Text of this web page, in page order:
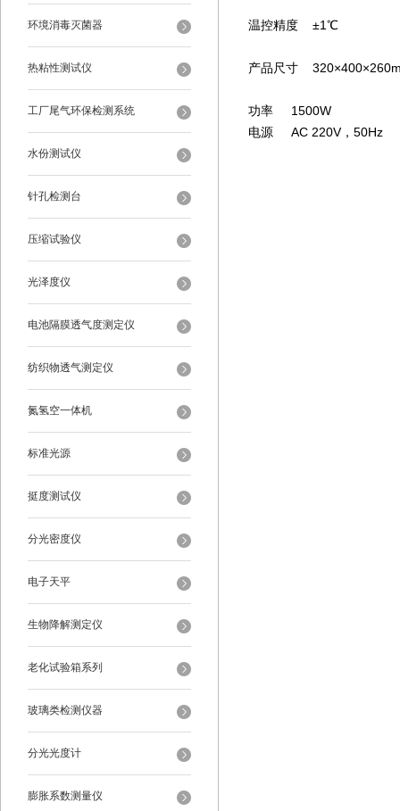
环境消毒灭菌器
热粘性测试仪
工厂尾气环保检测系统
水份测试仪
针孔检测台
压缩试验仪
光泽度仪
电池隔膜透气度测定仪
纺织物透气测定仪
氮氢空一体机
标准光源
挺度测试仪
分光密度仪
电子天平
生物降解测定仪
老化试验箱系列
玻璃类检测仪器
分光光度计
膨胀系数测量仪
温控精度 ±1℃
产品尺寸
功率 1500W
电源 AC 220V，50Hz